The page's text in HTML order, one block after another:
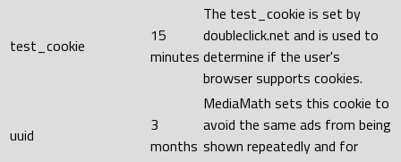
test_cookie
15
minutes
The test_cookie is set by
doubleclick.net and is used to
determine if the user's
browser supports cookies.
uuid
3
months
MediaMath sets this cookie to
avoid the same ads from being
shown repeatedly and for